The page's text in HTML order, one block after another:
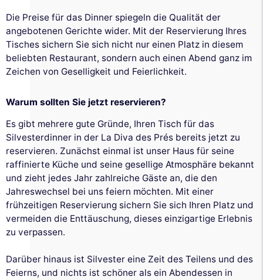
Die Preise für das Dinner spiegeln die Qualität der
angebotenen Gerichte wider. Mit der Reservierung Ihres
Tisches sichern Sie sich nicht nur einen Platz in diesem
beliebten Restaurant, sondern auch einen Abend ganz im
Zeichen von Geselligkeit und Feierlichkeit.
Warum sollten Sie jetzt reservieren?
Es gibt mehrere gute Gründe, Ihren Tisch für das
Silvesterdinner in der La Diva des Prés bereits jetzt zu
reservieren. Zunächst einmal ist unser Haus für seine
raffinierte Küche und seine gesellige Atmosphäre bekannt
und zieht jedes Jahr zahlreiche Gäste an, die den
Jahreswechsel bei uns feiern möchten. Mit einer
frühzeitigen Reservierung sichern Sie sich Ihren Platz und
vermeiden die Enttäuschung, dieses einzigartige Erlebnis
zu verpassen.
Darüber hinaus ist Silvester eine Zeit des Teilens und des
Feierns, und nichts ist schöner als ein Abendessen in